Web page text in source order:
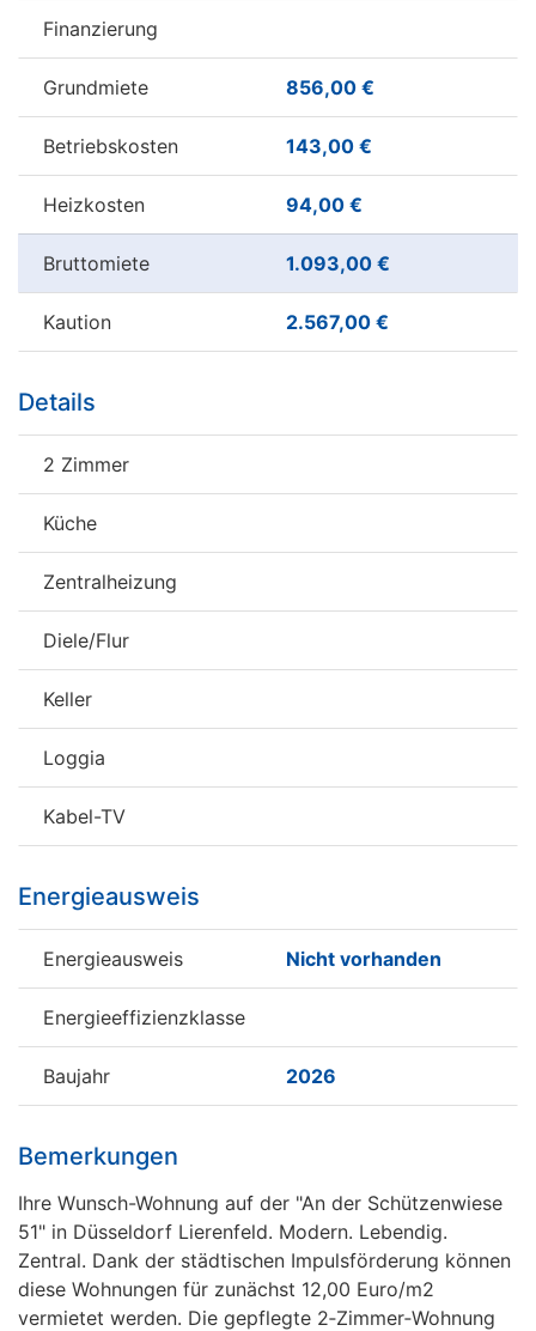
Finanzierung
Grundmiete 856,00 €
Betriebskosten 143,00 €
Heizkosten 94,00 €
Bruttomiete 1.093,00 €
Kaution 2.567,00 €
Details
2 Zimmer
Küche
Zentralheizung
Diele/Flur
Keller
Loggia
Kabel-TV
Energieausweis
Energieausweis Nicht vorhanden
Energieeffizienzklasse
Baujahr 2026
Bemerkungen
Ihre Wunsch-Wohnung auf der "An der Schützenwiese
51" in Düsseldorf Lierenfeld. Modern. Lebendig.
Zentral. Dank der städtischen Impulsförderung können
diese Wohnungen für zunächst 12,00 Euro/m2
vermietet werden. Die gepflegte 2‑Zimmer‑Wohnung